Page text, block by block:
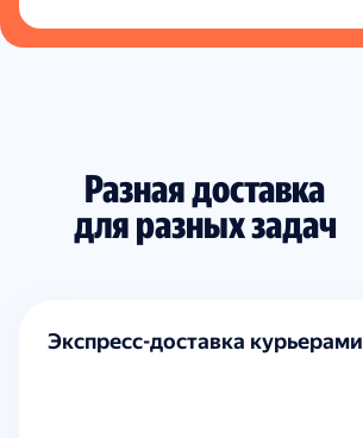
Разная доставка
для разных задач
Экспресс-доставка курьерами